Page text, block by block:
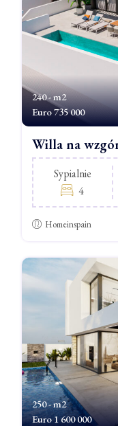
240 - m2
Euro735 000
Willa na
Sypialnie
4
Homeinspain
250 - m2
Euro1 600 000